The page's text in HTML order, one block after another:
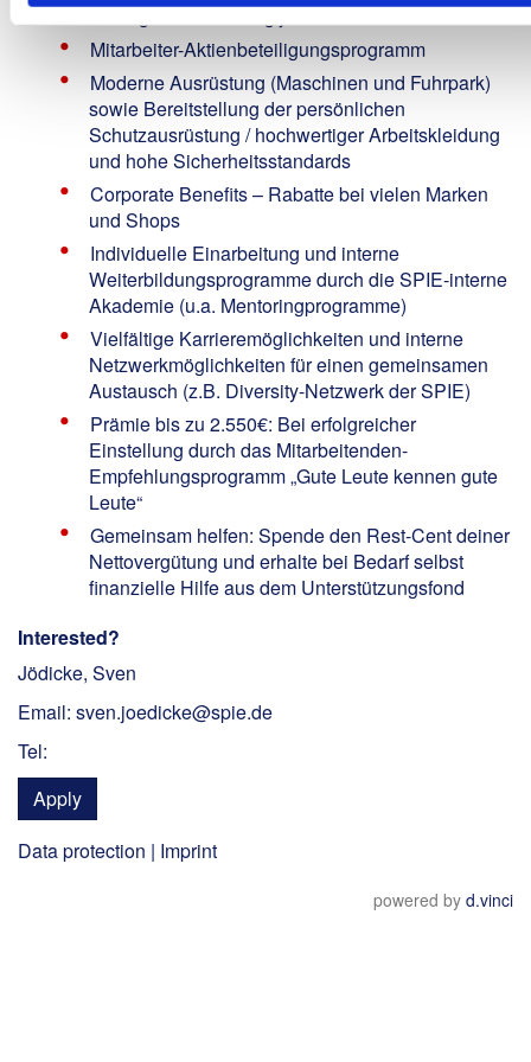
Arbeitgeberzuzahlung jährlich
Mitarbeiter-Aktienbeteiligungsprogramm
Moderne Ausrüstung (Maschinen und Fuhrpark)
sowie Bereitstellung der persönlichen
Schutzausrüstung / hochwertiger Arbeitskleidung
und hohe Sicherheitsstandards
Corporate Benefits – Rabatte bei vielen Marken
und Shops
Individuelle Einarbeitung und interne
Weiterbildungsprogramme durch die SPIE-interne
Akademie (u.a. Mentoringprogramme)
Vielfältige Karrieremöglichkeiten und interne
Netzwerkmöglichkeiten für einen gemeinsamen
Austausch (z.B. Diversity-Netzwerk der SPIE)
Prämie bis zu 2.550€: Bei erfolgreicher
Einstellung durch das Mitarbeitenden-
Empfehlungsprogramm „Gute Leute kennen gute
Leute“
Gemeinsam helfen: Spende den Rest-Cent deiner
Nettovergütung und erhalte bei Bedarf selbst
finanzielle Hilfe aus dem Unterstützungsfond
Interested?
Jödicke, Sven
Email: sven.joedicke@spie.de
Tel:
Apply
Data protection | Imprint
powered by d.vinci